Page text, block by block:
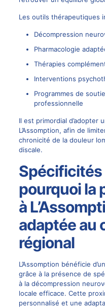
Les outils thérapeutiques
Décompression
Pharmacologie
Thérapies
Interventions
Programmes de
professionnelle
Il est primordial d’adopter
L’Assomption, afin de
chronicité de la douleur
discale.
Spécificités
pourquoi la
à
adaptée au
régional
L’Assomption bénéficie
grâce à la présence de
à la décompression
locale efficace. Cette
personnalisé et une